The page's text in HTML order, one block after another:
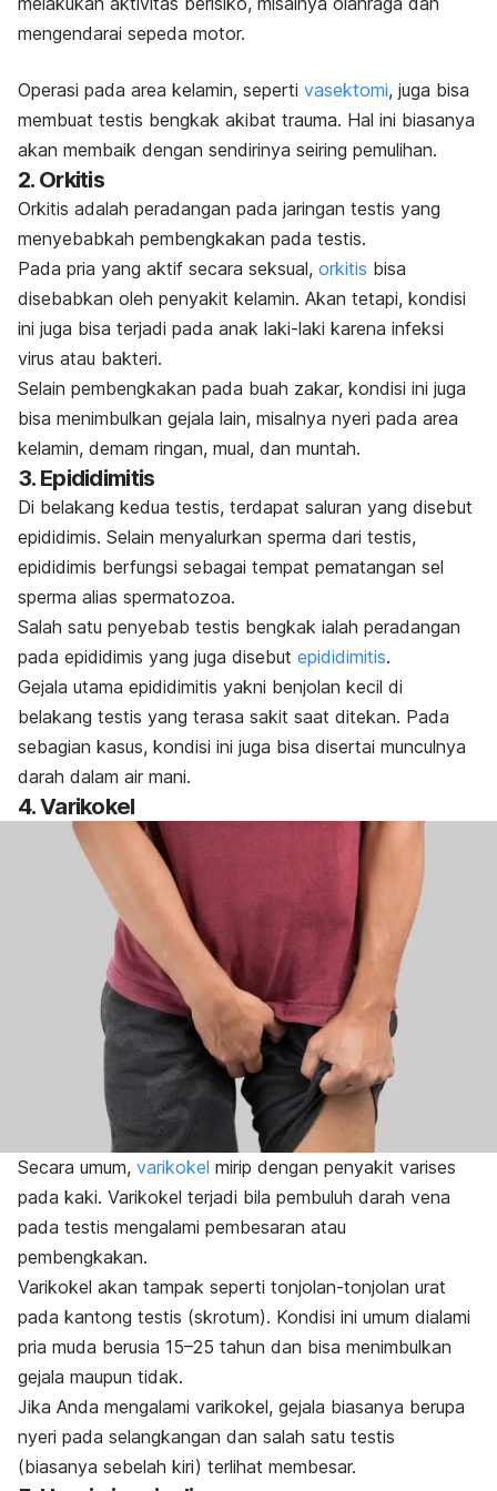
mengendarai sepeda motor.
Operasi pada area kelamin, seperti vasektomi, juga bisa
membuat testis bengkak akibat trauma. Hal ini biasanya
akan membaik dengan sendirinya seiring pemulihan.
2. Orkitis
Orkitis adalah peradangan pada jaringan testis yang
menyebabkah pembengkakan pada testis.
Pada pria yang aktif secara seksual, orkitis bisa
disebabkan oleh penyakit kelamin. Akan tetapi, kondisi
ini juga bisa terjadi pada anak laki-laki karena infeksi
virus atau bakteri.
Selain pembengkakan pada buah zakar, kondisi ini juga
bisa menimbulkan gejala lain, misalnya nyeri pada area
kelamin, demam ringan, mual, dan muntah.
3. Epididimitis
Di belakang kedua testis, terdapat saluran yang disebut
epididimis. Selain menyalurkan sperma dari testis,
epididimis berfungsi sebagai tempat pematangan sel
sperma alias spermatozoa.
Salah satu penyebab testis bengkak ialah peradangan
pada epididimis yang juga disebut epididimitis.
Gejala utama epididimitis yakni benjolan kecil di
belakang testis yang terasa sakit saat ditekan. Pada
sebagian kasus, kondisi ini juga bisa disertai munculnya
darah dalam air mani.
4. Varikokel
Secara umum, varikokel mirip dengan penyakit varises
pada kaki. Varikokel terjadi bila pembuluh darah vena
pada testis mengalami pembesaran atau
pembengkakan.
Varikokel akan tampak seperti tonjolan-tonjolan urat
pada kantong testis (skrotum). Kondisi ini umum dialami
pria muda berusia 15–25 tahun dan bisa menimbulkan
gejala maupun tidak.
Jika Anda mengalami varikokel, gejala biasanya berupa
nyeri pada selangkangan dan salah satu testis
(biasanya sebelah kiri) terlihat membesar.